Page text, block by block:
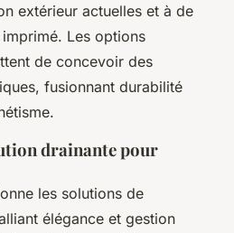
extérieur actuelles et à de
Les options
de concevoir des
fusionnant durabilité
drainante pour
les solutions de
élégance et gestion